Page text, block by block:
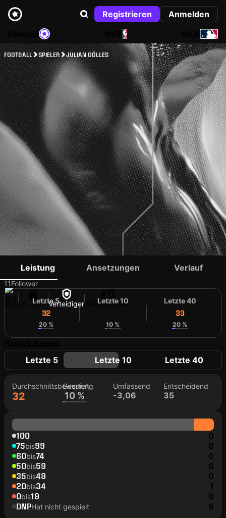
Registrieren
Anmelden
NBA
FOOTBALL SPIELER JULIAN GÖLLES
JULIAN GÖLLES
11Follower
26 JahreVerteidiger Trikotnummer
Leistung Ansetzungen Verlauf
Letzte 5
32
20 %
Letzte 10
10 %
Letzte 40
33
20 %
Letzte 5 Letzte 10 Letzte 40
Durchschnittsbewertung
32
Gespielt
10 %
Umfassend
-3,06
Entscheidend
35
100 0
75bis99 0
60bis74 0
50bis59 0
35bis49 0
20bis34 1
0bis19 0
DNPHat nicht gespielt 9